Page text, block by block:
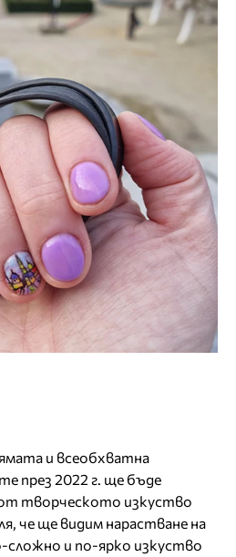
и всеобхватна
през 2022 г. ще бъде
творческото изкуство
че ще видим нарастване на
и по-ярко изкуство